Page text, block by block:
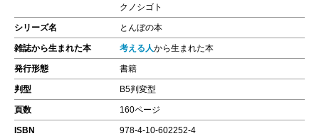
クノシゴト
シリーズ名 とんぼの本
雑誌から生まれた本 考える人から生まれた本
発行形態 書籍
判型 B5判変型
頁数 160ページ
ISBN 978-4-10-602252-4